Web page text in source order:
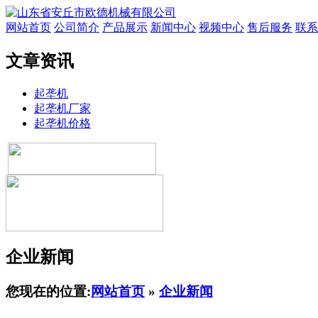
网站首页 公司简介 产品展示 新闻中心 视频中心 售后服务 联
文章资讯
起垄机
起垄机厂家
起垄机价格
企业新闻
您现在的位置:网站首页 » 企业新闻